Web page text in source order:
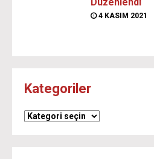
4 KASIM 2021
Kategoriler
Kategoriler